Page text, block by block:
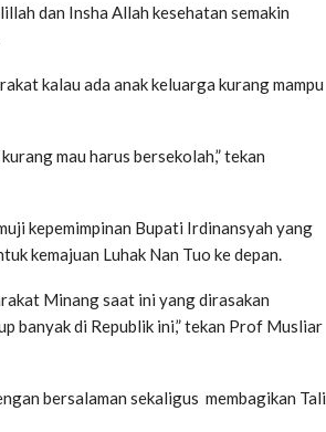
dan Insha Allah kesehatan semakin
kalau ada anak keluarga kurang mampu
mau harus bersekolah,” tekan
kepemimpinan Bupati Irdinansyah yang
kemajuan Luhak Nan Tuo ke depan.
Minang saat ini yang dirasakan
banyak di Republik ini,” tekan Prof Musliar
bersalaman sekaligus membagikan Tali